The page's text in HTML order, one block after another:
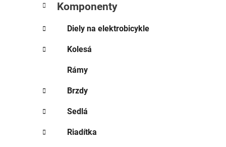
e
l
Komponenty
Diely na elektrobicykle
Kolesá
Rámy
Brzdy
Sedlá
Riadítka